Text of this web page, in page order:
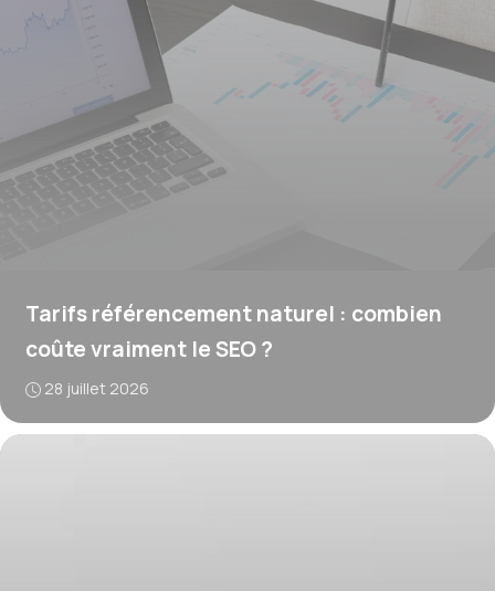
Tarifs référencement naturel : combien
coûte vraiment le SEO ?
28 juillet 2026